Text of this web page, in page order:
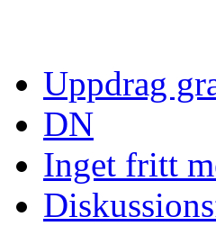
Uppdrag
DN
Inget fritt